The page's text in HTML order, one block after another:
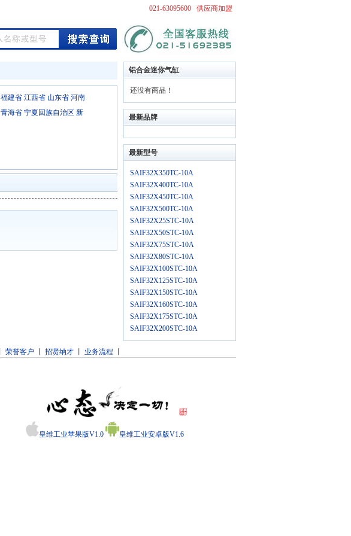
供应商加盟
021-63095600
福建省 江西省 山东省 河南
青海省 宁夏回族自治区 新
铝合金迷你气缸
还没有商品！
最新品牌
最新型号
SAIF32X350TC-10A
SAIF32X400TC-10A
SAIF32X450TC-10A
SAIF32X500TC-10A
SAIF32X25STC-10A
SAIF32X50STC-10A
SAIF32X75STC-10A
SAIF32X80STC-10A
SAIF32X100STC-10A
SAIF32X125STC-10A
SAIF32X150STC-10A
SAIF32X160STC-10A
SAIF32X175STC-10A
SAIF32X200STC-10A
荣誉客户 招贤纳才丨 业务流程
皇维工业苹果版V1.0 皇维工业安卓版V1.6